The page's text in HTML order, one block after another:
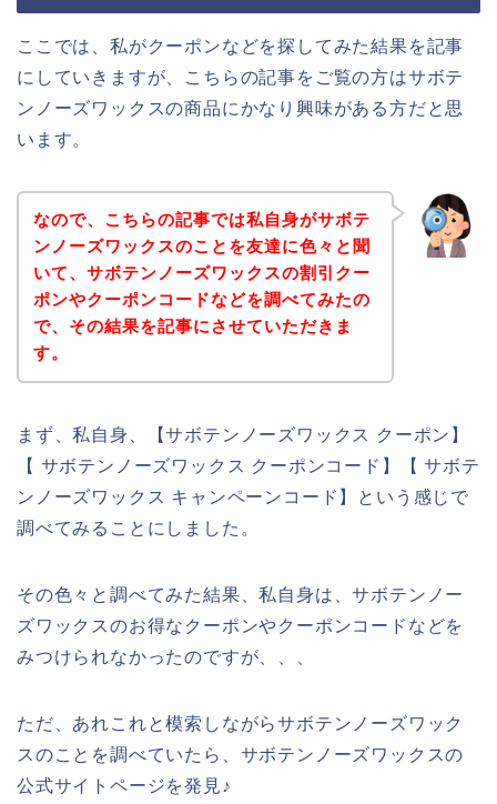
ここでは、私がクーポンなどを探してみた結果を記事
にしていきますが、こちらの記事をご覧の方はサボテ
ンノーズワックスの商品にかなり興味がある方だと思
います。
なので、こちらの記事では私自身がサボテ
ンノーズワックスのことを友達に色々と聞
いて、サボテンノーズワックスの割引クー
ポンやクーポンコードなどを調べてみたの
で、その結果を記事にさせていただきま
す。
まず、私自身、【サボテンノーズワックス クーポン】
【 サボテンノーズワックス クーポンコード】【 サボテ
ンノーズワックス キャンペーンコード】という感じで
調べてみることにしました。
その色々と調べてみた結果、私自身は、サボテンノー
ズワックスのお得なクーポンやクーポンコードなどを
みつけられなかったのですが、、、
ただ、あれこれと模索しながらサボテンノーズワック
スのことを調べていたら、サボテンノーズワックスの
公式サイトページを発見♪